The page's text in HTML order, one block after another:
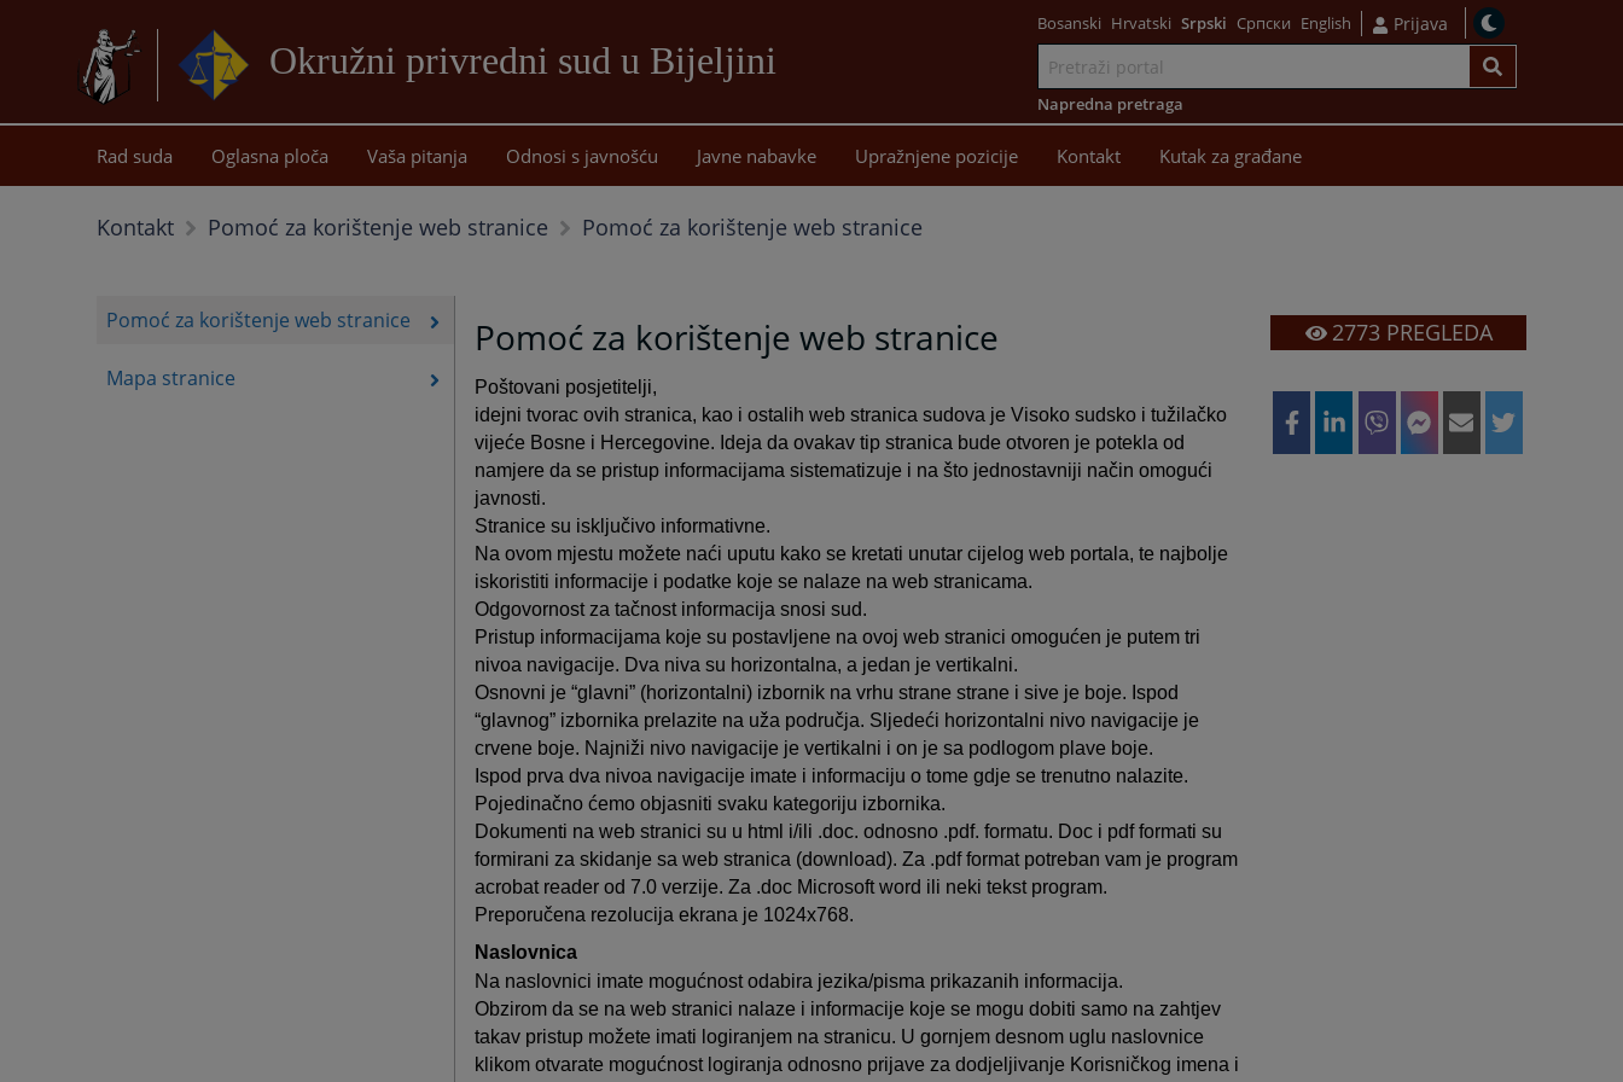
Okružni privredni sud u Bijeljini
sadržaj
Bosanski Hrvatski Srpski Српски English Prijava
Napredna pretraga
Rad suda Oglasna ploča Vaša pitanja Odnosi s javnošću Javne nabavke Upražnjene pozicije Kontakt Kutak za građane
Kontakt Pomoć za korištenje web stranice Pomoć za korištenje web stranice
Pomoć za korištenje web stranice
Mapa stranice
Pomoć za korištenje web stranice
Poštovani posjetitelji,
idejni tvorac ovih stranica, kao i ostalih web stranica sudova je Visoko sudsko i tužilačko
vijeće Bosne i Hercegovine. Ideja da ovakav tip stranica bude otvoren je potekla od
namjere da se pristup informacijama sistematizuje i na što jednostavniji način omogući
javnosti.
Stranice su isključivo informativne.
Na ovom mjestu možete naći uputu kako se kretati unutar cijelog web portala, te najbolje
iskoristiti informacije i podatke koje se nalaze na web stranicama.
Odgovornost za tačnost informacija snosi sud.
Pristup informacijama koje su postavljene na ovoj web stranici omogućen je putem tri
nivoa navigacije. Dva niva su horizontalna, a jedan je vertikalni.
Osnovni je “glavni” (horizontalni) izbornik na vrhu strane strane i sive je boje. Ispod
“glavnog” izbornika prelazite na uža područja. Sljedeći horizontalni nivo navigacije je
crvene boje. Najniži nivo navigacije je vertikalni i on je sa podlogom plave boje.
Ispod prva dva nivoa navigacije imate i informaciju o tome gdje se trenutno nalazite.
Pojedinačno ćemo objasniti svaku kategoriju izbornika.
Dokumenti na web stranici su u html i/ili .doc. odnosno .pdf. formatu. Doc i pdf formati su
formirani za skidanje sa web stranica (download). Za .pdf format potreban vam je program
acrobat reader od 7.0 verzije. Za .doc Microsoft word ili neki tekst program.
Preporučena rezolucija ekrana je 1024x768.
Naslovnica
Na naslovnici imate mogućnost odabira jezika/pisma prikazanih informacija.
Obzirom da se na web stranici nalaze i informacije koje se mogu dobiti samo na zahtjev
takav pristup možete imati logiranjem na stranicu. U gornjem desnom uglu naslovnice
klikom otvarate mogućnost logiranja odnosno prijave za dodjeljivanje Korisničkog imena i
2773PREGLEDA